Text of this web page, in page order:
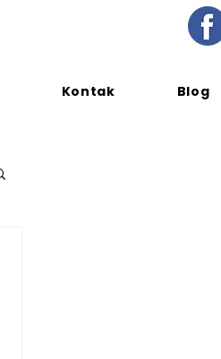
Kontak Blog